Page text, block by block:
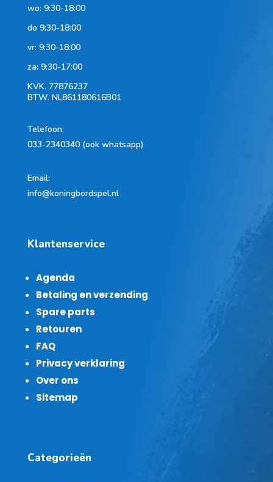
wo: 9:30-18:00
do 9:30-18:00
vr: 9:30-18:00
za: 9:30-17:00
KVK. 77876237
BTW. NL861180616B01
Telefoon:
033-2340340 (ook whatsapp)
Email:
info@koningbordspel.nl
Klantenservice
Agenda
Betaling en verzending
Spare parts
Retouren
FAQ
Privacy verklaring
Over ons
Sitemap
Categorieën